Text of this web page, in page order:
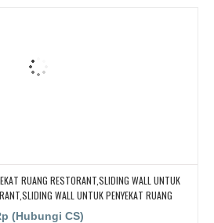
RUANG RESTORANT,SLIDING WALL UNTUK
WALL UNTUK PENYEKAT RUANG
UNTUK PENYEKAT RUANG RESTORANT
(Hubungi CS)